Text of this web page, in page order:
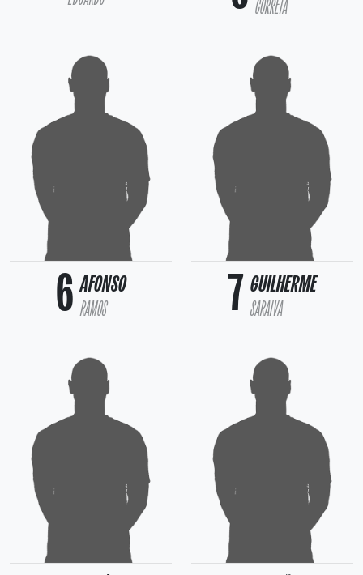
CORREIA
6 AFONSO
RAMOS 7 GUILHERME
SARAIVA